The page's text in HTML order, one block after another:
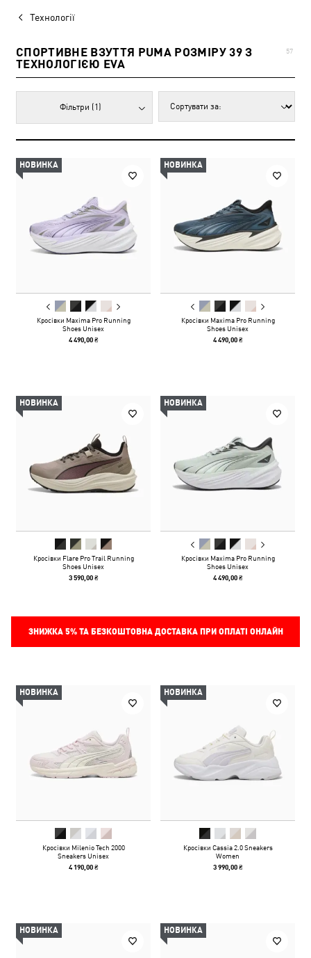
Технології
СПОРТИВНЕ ВЗУТТЯ PUMA РОЗМІРУ 39 З
ТЕХНОЛОГІЄЮ EVA
57
Фільтри (1)
НОВИНКА
Кросівки Maxima Pro Running
Shoes Unisex
4 490,00 ₴
НОВИНКА
Кросівки Maxima Pro Running
Shoes Unisex
4 490,00 ₴
НОВИНКА
Кросівки Flare Pro Trail Running
Shoes Unisex
3 590,00 ₴
НОВИНКА
Кросівки Maxima Pro Running
Shoes Unisex
4 490,00 ₴
ЗНИЖКА 5%ТА БЕЗКОШТОВНА ДОСТАВКА ПРИ ОПЛАТІ ОНЛАЙН
НОВИНКА
Кросівки Milenio Tech 2000
Sneakers Unisex
4 190,00 ₴
НОВИНКА
Кросівки Cassia 2.0 Sneakers
Women
3 990,00 ₴
НОВИНКА НОВИНКА